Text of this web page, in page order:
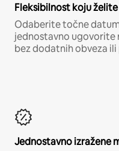
Fleksibilnost koju želite
Odaberite točne
jednostavno ugovorite
bez dodatnih obveza
Jednostavno izražene